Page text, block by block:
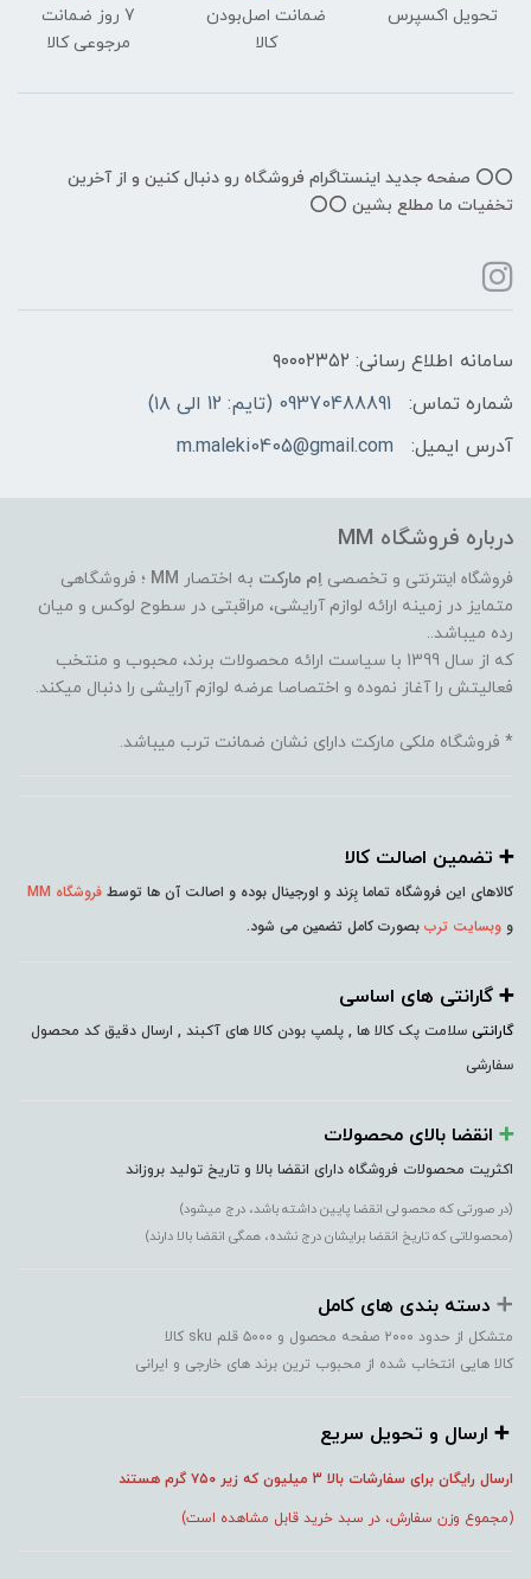
تحویل اکسپرس
ضمانت اصل‌بودن
کالا
7 روز ضمانت
مرجوعی کالا
⭕️⭕️ صفحه جدید اینستاگرام فروشگاه رو دنبال کنین و از آخرین
تخفیات ما مطلع بشین ⭕️⭕️
سامانه اطلاع رسانی: ۹۰۰۰۲۳۵۲
شماره تماس:
09370488891 (تایم: 12 الی ۱۸)
آدرس ایمیل:
m.maleki0405@gmail.com
درباره فروشگاه MM
فروشگاه اینترنتی و تخصصی اِم مارکت به اختصار MM ؛ فروشگاهی
متمایز در زمینه ارائه لوازم آرایشی، مراقبتی در سطوح لوکس و میان
رده میباشد..
که از سال 1399 با سیاست ارائه محصولات برند، محبوب و منتخب
فعالیتش را آغاز نموده و اختصاصا عرضه لوازم آرایشی را دنبال میکند.
* فروشگاه ملکی مارکت دارای نشان ضمانت ترب میباشد.
➕️ تضمین اصالت کالا
کالاهای این فروشگاه تماما بِرَند و اورجینال بوده و اصالت آن ها توسط فروشگاه MM
و وبسایت ترب بصورت کامل تضمین می شود.
➕️ گارانتی های اساسی
گارانتی سلامت پک کالا ها , پلمپ بودن کالا های آکبند , ارسال دقیق کد محصول
سفارشی
➕️ انقضا بالای محصولات
اکثریت محصولات فروشگاه دارای انقضا بالا و تاریخ تولید بروزاند
(در صورتی که محصولی انقضا پایین داشته باشد، درج میشود)
(محصولاتی که تاریخ انقضا برایشان درج نشده، همگی انقضا بالا دارند)
➕️ دسته بندی های کامل
متشکل از حدود ۲۰۰۰ صفحه محصول و ۵۰۰۰ قلم sku کالا
کالا هایی انتخاب شده از محبوب ترین برند های خارجی و ایرانی
➕️ ارسال و تحویل سریع
ارسال رایگان برای سفارشات بالا 3 میلیون که زیر ۷۵۰ گرم هستند
(مجموع وزن سفارش، در سبد خرید قابل مشاهده است)